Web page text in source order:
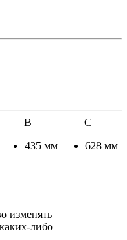
B
C
435 мм 628 мм
изменять
либо